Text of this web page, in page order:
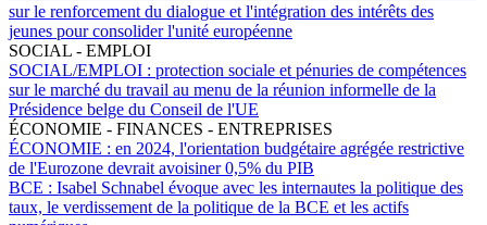
sur le renforcement du dialogue et l'intégration des intérêts des
jeunes pour consolider l'unité européenne
SOCIAL - EMPLOI
SOCIAL/EMPLOI : protection sociale et pénuries de compétences
sur le marché du travail au menu de la réunion informelle de la
Présidence belge du Conseil de l'UE
ÉCONOMIE - FINANCES - ENTREPRISES
ÉCONOMIE : en 2024, l'orientation budgétaire agrégée restrictive
de l'Eurozone devrait avoisiner 0,5% du PIB
BCE : Isabel Schnabel évoque avec les internautes la politique des
taux, le verdissement de la politique de la BCE et les actifs